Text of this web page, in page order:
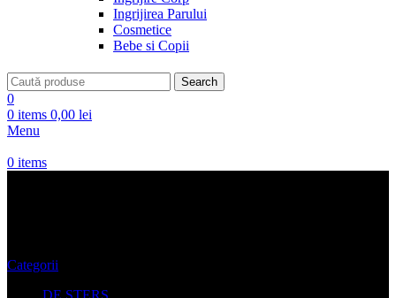
Ingrijirea Parului
Cosmetice
Bebe si Copii
Search
0
0 items 0,00 lei
Menu
0 items
Categorii